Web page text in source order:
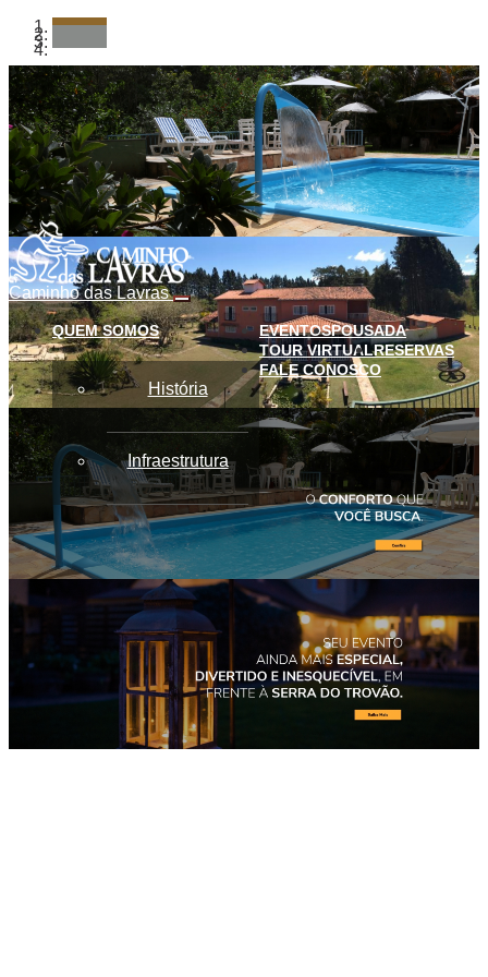
Caminho das Lavras
Alternação
de
menu
QUEM SOMOS
História
Infraestrutura
EVENTOSPOUSADA
TOUR VIRTUALRESERVAS
FALE CONOSCO